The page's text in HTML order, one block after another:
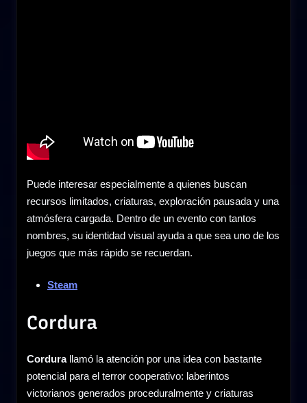
Puede interesar especialmente a quienes buscan
recursos limitados, criaturas, exploración pausada y una
atmósfera cargada. Dentro de un evento con tantos
nombres, su identidad visual ayuda a que sea uno de los
juegos que más rápido se recuerdan.
Steam
Cordura
Cordurallamó la atención por una idea con bastante
potencial para el terror cooperativo: laberintos
victorianos generados proceduralmente y criaturas